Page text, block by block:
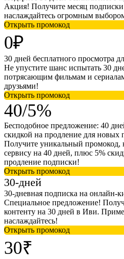
Акция! Получите месяц
наслаждайтесь огромным
Открыть промокод
0₽
30 дней бесплатного просмотра
Не упустите шанс испытать 30
потрясающим фильмам и
друзьями!
Открыть промокод
40/5%
Бесподобное предложение: 40
скидкой на продление для новых
Получите уникальный промокод,
сервису на 40 дней, плюс 5%
продление подписки!
Открыть промокод
30-дней
30-дневная подписка на онлайн-
Специальное предложение!
контенту на 30 дней в Иви.
наслаждайтесь!
Открыть промокод
30₹